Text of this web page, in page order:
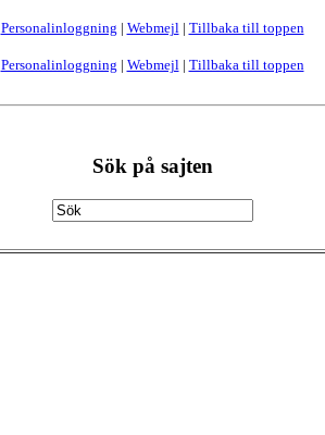
Personalinloggning | Webmejl | Tillbaka till toppen
Personalinloggning | Webmejl | Tillbaka till toppen
Sök på sajten